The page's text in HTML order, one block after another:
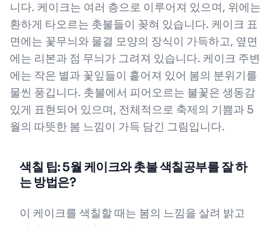
니다. 케이크는 여러 층으로 이루어져 있으며, 위에는
환하게 타오르는 촛불들이 꽂혀 있습니다. 케이크 표
면에는 꽃무늬와 물결 모양의 장식이 가득하고, 옆면
에는 리본과 점 무늬가 그려져 있습니다. 케이크 주변
에는 작은 별과 꽃잎들이 흩어져 있어 봄의 분위기를
물씬 풍깁니다. 촛불에서 피어오르는 불꽃은 생동감
있게 표현되어 있으며, 전체적으로 축제의 기쁨과 5
월의 따뜻한 봄 느낌이 가득 담긴 그림입니다.
색칠 팁: 5월 케이크와 촛불 색칠공부를 잘 하
는 방법은?
이 케이크를 색칠할 때는 봄의 느낌을 살려 밝고